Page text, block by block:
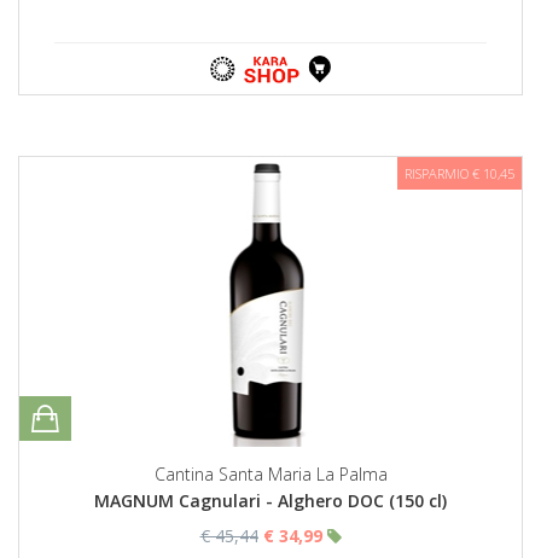
RISPARMIO € 10,45
Cantina Santa Maria La Palma
MAGNUM Cagnulari - Alghero DOC (150 cl)
€ 45,44 € 34,99